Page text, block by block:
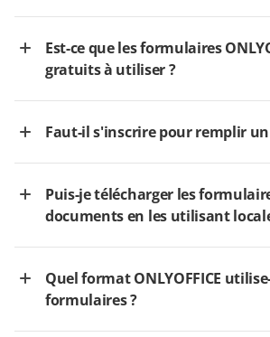
Est-ce que les formulaires
gratuits à utiliser ?
Faut-il s'inscrire pour remplir
Puis-je télécharger les
documents en les utilisant
Quel format ONLYOFFICE
formulaires ?